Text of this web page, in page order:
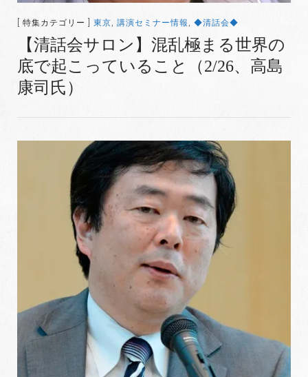
[ 特集カテゴリー ] 東京, 講演セミナー情報 , ◆清話会◆
【清話会サロン】混乱極まる世界の
底で起こっていること（2/26、高島
康司氏）